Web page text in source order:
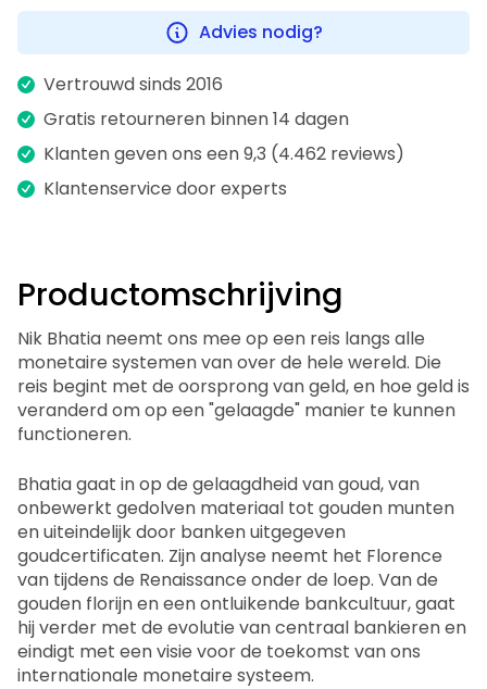
Advies nodig?
Vertrouwd sinds 2016
Gratis retourneren binnen 14 dagen
Klanten geven ons een 9,3 (4.462 reviews)
Klantenservice door experts
Productomschrijving
Nik Bhatia neemt ons mee op een reis langs alle
monetaire systemen van over de hele wereld. Die
reis begint met de oorsprong van geld, en hoe geld is
veranderd om op een "gelaagde" manier te kunnen
functioneren.
Bhatia gaat in op de gelaagdheid van goud, van
onbewerkt gedolven materiaal tot gouden munten
en uiteindelijk door banken uitgegeven
goudcertificaten. Zijn analyse neemt het Florence
van tijdens de Renaissance onder de loep. Van de
gouden florijn en een ontluikende bankcultuur, gaat
hij verder met de evolutie van centraal bankieren en
eindigt met een visie voor de toekomst van ons
internationale monetaire systeem.